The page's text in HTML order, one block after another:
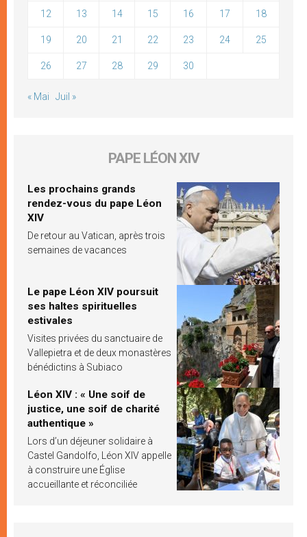
12 13 14 15 16 17 18
19 20 21 22 23 24 25
26 27 28 29 30
« Mai Juil »
PAPE LÉON XIV
Les prochains grands
rendez-vous du pape Léon
XIV
De retour au Vatican, après trois
semaines de vacances
Le pape Léon XIV poursuit
ses haltes spirituelles
estivales
Visites privées du sanctuaire de
Vallepietra et de deux monastères
bénédictins à Subiaco
Léon XIV : « Une soif de
justice, une soif de charité
authentique »
Lors d’un déjeuner solidaire à
Castel Gandolfo, Léon XIV appelle
à construire une Église
accueillante et réconciliée